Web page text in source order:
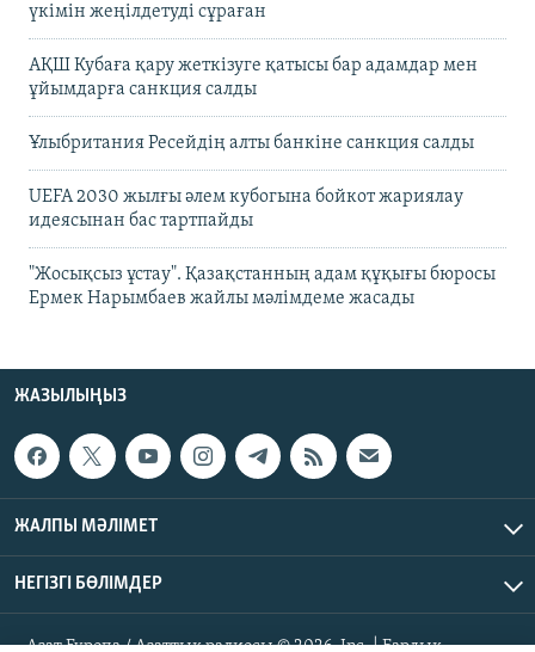
үкімін жеңілдетуді сұраған
АҚШ Кубаға қару жеткізуге қатысы бар адамдар мен
ұйымдарға санкция салды
Ұлыбритания Ресейдің алты банкіне санкция салды
UEFA 2030 жылғы әлем кубогына бойкот жариялау
идеясынан бас тартпайды
"Жосықсыз ұстау". Қазақстанның адам құқығы бюросы
Ермек Нарымбаев жайлы мәлімдеме жасады
ЖАЗЫЛЫҢЫЗ
ЖАЛПЫ МӘЛІМЕТ
НЕГІЗГІ БӨЛІМДЕР
Азат Еуропа / Азаттық радиосы © 2026, Inc. | Барлық